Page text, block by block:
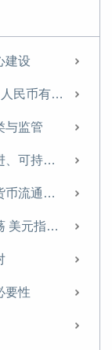
建设
【NIFD季报】美元指数走势变数加大 人民币有望温和升值——2025年年度人民币汇率分析报告
与监管
美国的财政赤字与政府债务：历史演进、可持续性与中国应对
稳定币对国际货币体系的影响：基于货币流通域的分析
【NIFD季报】“对等关税”加剧汇市震荡 美元指数步入贬值周——2025H1人民币汇率分析报告
要性